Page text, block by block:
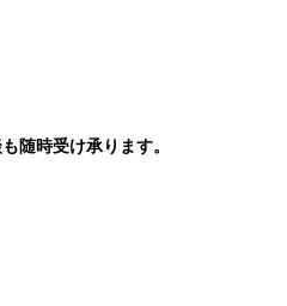
随時受け承ります。